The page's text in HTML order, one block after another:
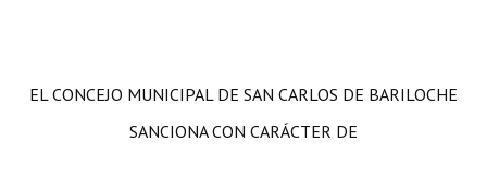
EL CONCEJO MUNICIPAL DE SAN CARLOS DE BARILOCHE
SANCIONA CON CARÁCTER DE